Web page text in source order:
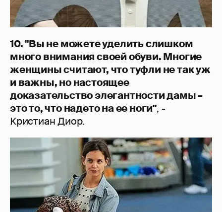
10. "Вы не можете уделить слишком
много внимания своей обуви. Многие
женщины считают, что туфли не так уж
и важны, но настоящее
доказательство элегантности дамы –
это то, что надето на ее ноги", -
Кристиан Диор.